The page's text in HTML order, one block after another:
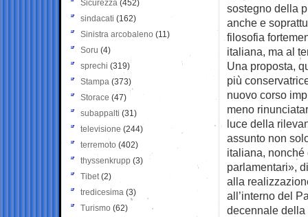
sostegno della
anche e
filosofia
italiana, ma al
Una proposta,
più
nuovo corso
meno
luce della
assunto non
italiana,
parlamentari»,
alla
all’interno del
decennale della
Sicurezza (452)
sindacati (162)
Sinistra arcobaleno (11)
Soru (4)
sprechi (319)
Stampa (373)
Storace (47)
subappalti (31)
televisione(244)
terremoto (402)
thyssenkrupp (3)
Tibet(2)
tredicesima (3)
Turismo (62)